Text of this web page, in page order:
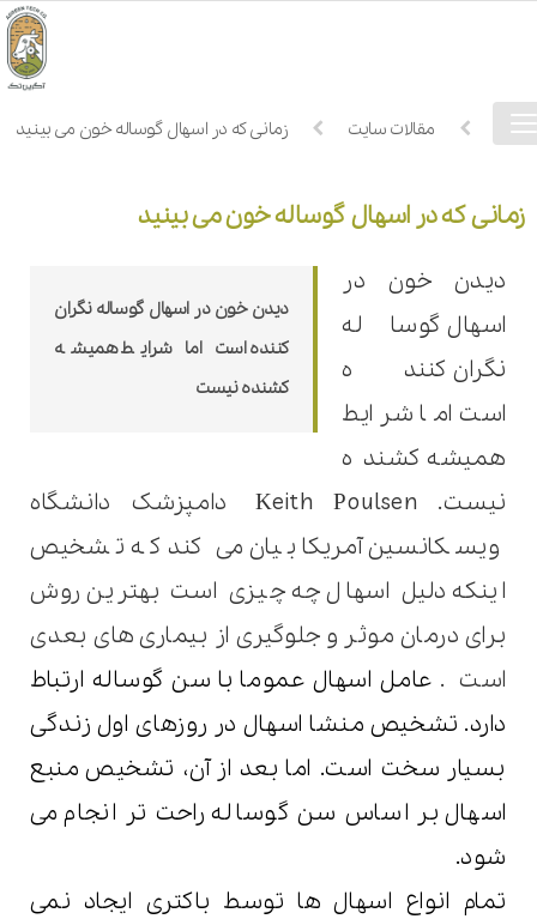
فهرست
دسترسیخانه مقالات سایت زمانی که در اسهال گوساله خون می بینید
زمانی که در اسهال گوساله خون می بینید
دیدن خون در اسهال گوساله نگران
کننده است اما شرایط همیشه
کشنده نیست
دیدن خون در
اسهال گوساله
نگران کننده
است اما شرایط
همیشه کشنده
نیست. Keith Poulsen دامپزشک دانشگاه
ویسکانسین آمریکا بیان می کند که تشخیص
اینکه دلیل اسهال چه چیزی است بهترین روش
برای درمان موثر و جلوگیری از بیماری های بعدی
است. عامل اسهال عموما با سن گوساله ارتباط
دارد. تشخیص منشا اسهال در روزهای اول زندگی
بسیار سخت است. اما بعد از آن، تشخیص منبع
اسهال بر اساس سن گوساله راحت تر انجام می
شود.
تمام انواع اسهال ها توسط باکتری ایجاد نمی